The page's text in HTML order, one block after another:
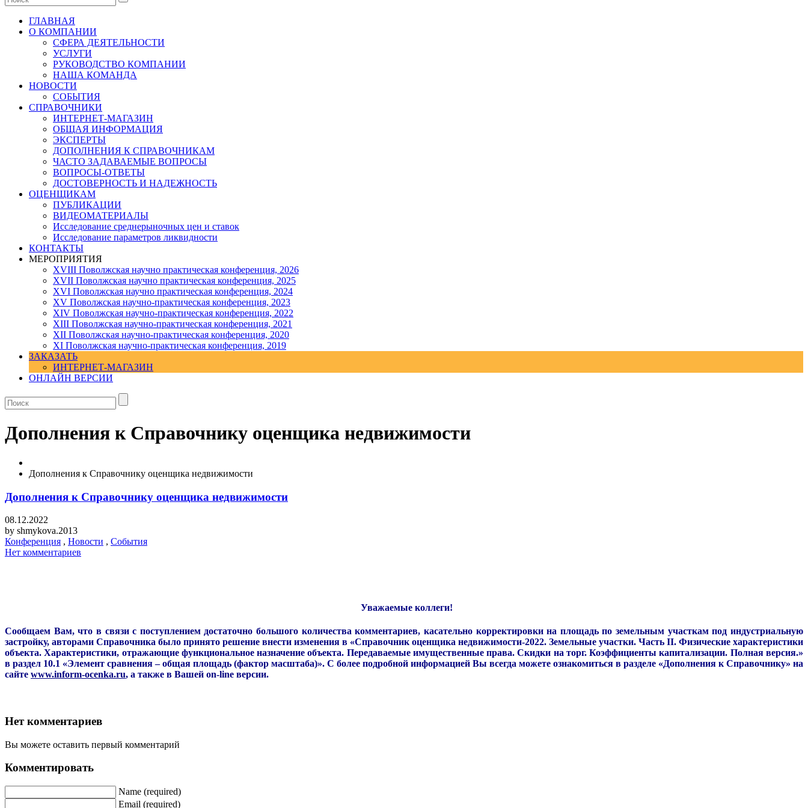
ГЛАВНАЯ
О КОМПАНИИ
СФЕРА ДЕЯТЕЛЬНОСТИ
УСЛУГИ
РУКОВОДСТВО КОМПАНИИ
НАША КОМАНДА
НОВОСТИ
СОБЫТИЯ
СПРАВОЧНИКИ
ИНТЕРНЕТ-МАГАЗИН
ОБЩАЯ ИНФОРМАЦИЯ
ЭКСПЕРТЫ
ДОПОЛНЕНИЯ К СПРАВОЧНИКАМ
ЧАСТО ЗАДАВАЕМЫЕ ВОПРОСЫ
ВОПРОСЫ-ОТВЕТЫ
ДОСТОВЕРНОСТЬ И НАДЕЖНОСТЬ
ОЦЕНЩИКАМ
ПУБЛИКАЦИИ
ВИДЕОМАТЕРИАЛЫ
Исследование среднерыночных цен и ставок
Исследование параметров ликвидности
КОНТАКТЫ
МЕРОПРИЯТИЯ
XVIII Поволжская научно практическая конференция, 2026
XVII Поволжская научно практическая конференция, 2025
XVI Поволжская научно практическая конференция, 2024
ХV Поволжская научно-практическая конференция, 2023
ХIV Поволжская научно-практическая конференция, 2022
ХIII Поволжская научно-практическая конференция, 2021
ХII Поволжская научно-практическая конференция, 2020
XI Поволжская научно-практическая конференция, 2019
ЗАКАЗАТЬ
ИНТЕРНЕТ-МАГАЗИН
ОНЛАЙН ВЕРСИИ
Дополнения к Справочнику оценщика недвижимости
Дополнения к Справочнику оценщика недвижимости
Дополнения к Справочнику оценщика недвижимости
08.12.2022
by shmykova.2013
Конференция , Новости , События
Нет комментариев
Уважаемые коллеги!
Сообщаем Вам, что в связи с поступлением достаточно большого количества комментариев, касательно корректировки на площадь по земельным участкам под индустриальную
застройку, авторами Справочника было принято решение внести изменения в «Справочник оценщика недвижимости-2022. Земельные участки. Часть II. Физические характеристики
объекта. Характеристики, отражающие функциональное назначение объекта. Передаваемые имущественные права. Скидки на торг. Коэффициенты капитализации. Полная версия.»
в раздел 10.1 «Элемент сравнения – общая площадь (фактор масштаба)». С более подробной информацией Вы всегда можете ознакомиться в разделе «Дополнения к Справочнику» на
сайте www.inform-ocenka.ru, а также в Вашей on-line версии.
Нет комментариев
Вы можете оставить первый комментарий
Комментировать
Name (required)
Email (required)